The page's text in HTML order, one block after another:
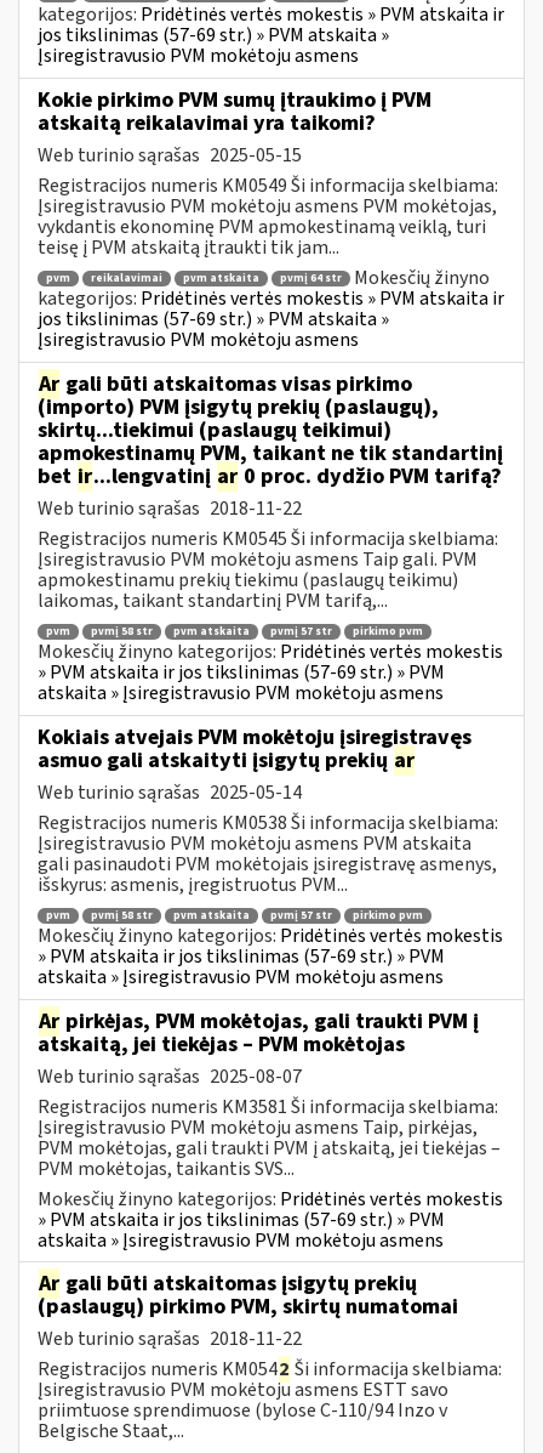
kategorijos: Pridėtinės vertės mokestis » PVM atskaita ir
jos tikslinimas (57-69 str.) » PVM atskaita »
Įsiregistravusio PVM mokėtoju asmens
Kokie pirkimo PVM sumų įtraukimo į PVM
atskaitą reikalavimai yra taikomi?
Web turinio sąrašas 2025-05-15
Registracijos numeris KM0549 Ši informacija skelbiama:
Įsiregistravusio PVM mokėtoju asmens PVM mokėtojas,
vykdantis ekonominę PVM apmokestinamą veiklą, turi
teisę į PVM atskaitą įtraukti tik jam...
pvm reikalavimai pvm atskaita pvmį 64 str
Mokesčių žinyno
kategorijos: Pridėtinės vertės mokestis » PVM atskaita ir
jos tikslinimas (57-69 str.) » PVM atskaita »
Įsiregistravusio PVM mokėtoju asmens
Ar gali būti atskaitomas visas pirkimo
(importo) PVM įsigytų prekių (paslaugų),
skirtų...tiekimui (paslaugų teikimui)
apmokestinamų PVM, taikant ne tik standartinį
bet ir...lengvatinį ar 0 proc. dydžio PVM tarifą?
Web turinio sąrašas 2018-11-22
Registracijos numeris KM0545 Ši informacija skelbiama:
Įsiregistravusio PVM mokėtoju asmens Taip gali. PVM
apmokestinamu prekių tiekimu (paslaugų teikimu)
laikomas, taikant standartinį PVM tarifą,...
pvm pvmį 58 str pvm atskaita pvmį 57 str pirkimo pvm
Mokesčių žinyno kategorijos: Pridėtinės vertės mokestis
» PVM atskaita ir jos tikslinimas (57-69 str.) » PVM
atskaita » Įsiregistravusio PVM mokėtoju asmens
Kokiais atvejais PVM mokėtoju įsiregistravęs
asmuo gali atskaityti įsigytų prekių ar
Web turinio sąrašas 2025-05-14
Registracijos numeris KM0538 Ši informacija skelbiama:
Įsiregistravusio PVM mokėtoju asmens PVM atskaita
gali pasinaudoti PVM mokėtojais įsiregistravę asmenys,
išskyrus: asmenis, įregistruotus PVM...
pvm pvmį 58 str pvm atskaita pvmį 57 str pirkimo pvm
Mokesčių žinyno kategorijos: Pridėtinės vertės mokestis
» PVM atskaita ir jos tikslinimas (57-69 str.) » PVM
atskaita » Įsiregistravusio PVM mokėtoju asmens
Ar pirkėjas, PVM mokėtojas, gali traukti PVM į
atskaitą, jei tiekėjas – PVM mokėtojas
Web turinio sąrašas 2025-08-07
Registracijos numeris KM3581 Ši informacija skelbiama:
Įsiregistravusio PVM mokėtoju asmens Taip, pirkėjas,
PVM mokėtojas, gali traukti PVM į atskaitą, jei tiekėjas –
PVM mokėtojas, taikantis SVS...
Mokesčių žinyno kategorijos: Pridėtinės vertės mokestis
» PVM atskaita ir jos tikslinimas (57-69 str.) » PVM
atskaita » Įsiregistravusio PVM mokėtoju asmens
Ar gali būti atskaitomas įsigytų prekių
(paslaugų) pirkimo PVM, skirtų numatomai
Web turinio sąrašas 2018-11-22
Registracijos numeris KM0542 Ši informacija skelbiama:
Įsiregistravusio PVM mokėtoju asmens ESTT savo
priimtuose sprendimuose (bylose C-110/94 Inzo v
Belgische Staat,...